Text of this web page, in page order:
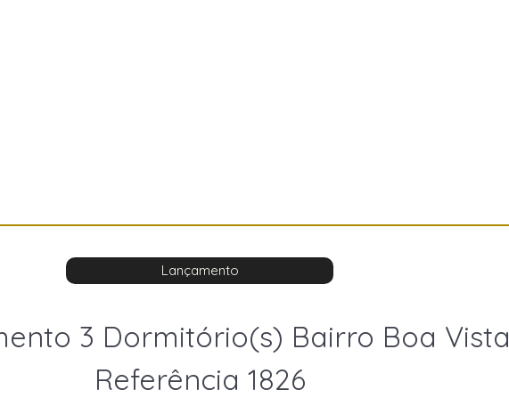
Lançamento
3 Dormitório(s) Bairro Boa Vista
Referência 1826